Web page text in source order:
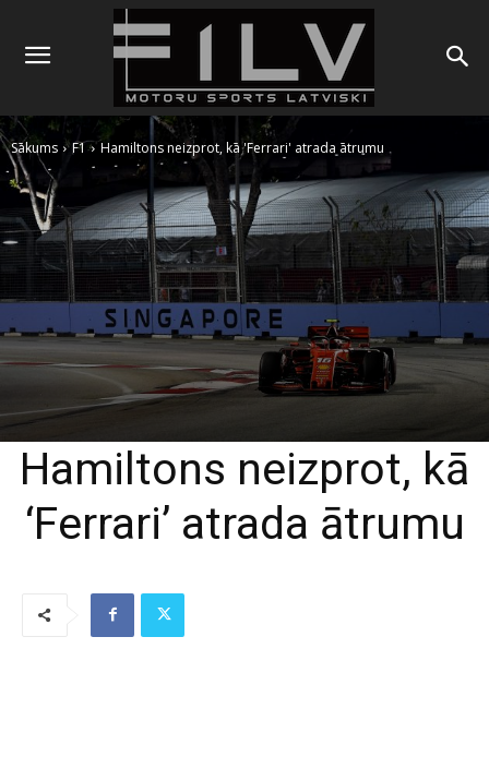
Sākums F1 Hamiltons neizprot, kā 'Ferrari' atrada ātrumu
Hamiltons neizprot, kā
‘Ferrari’ atrada ātrumu